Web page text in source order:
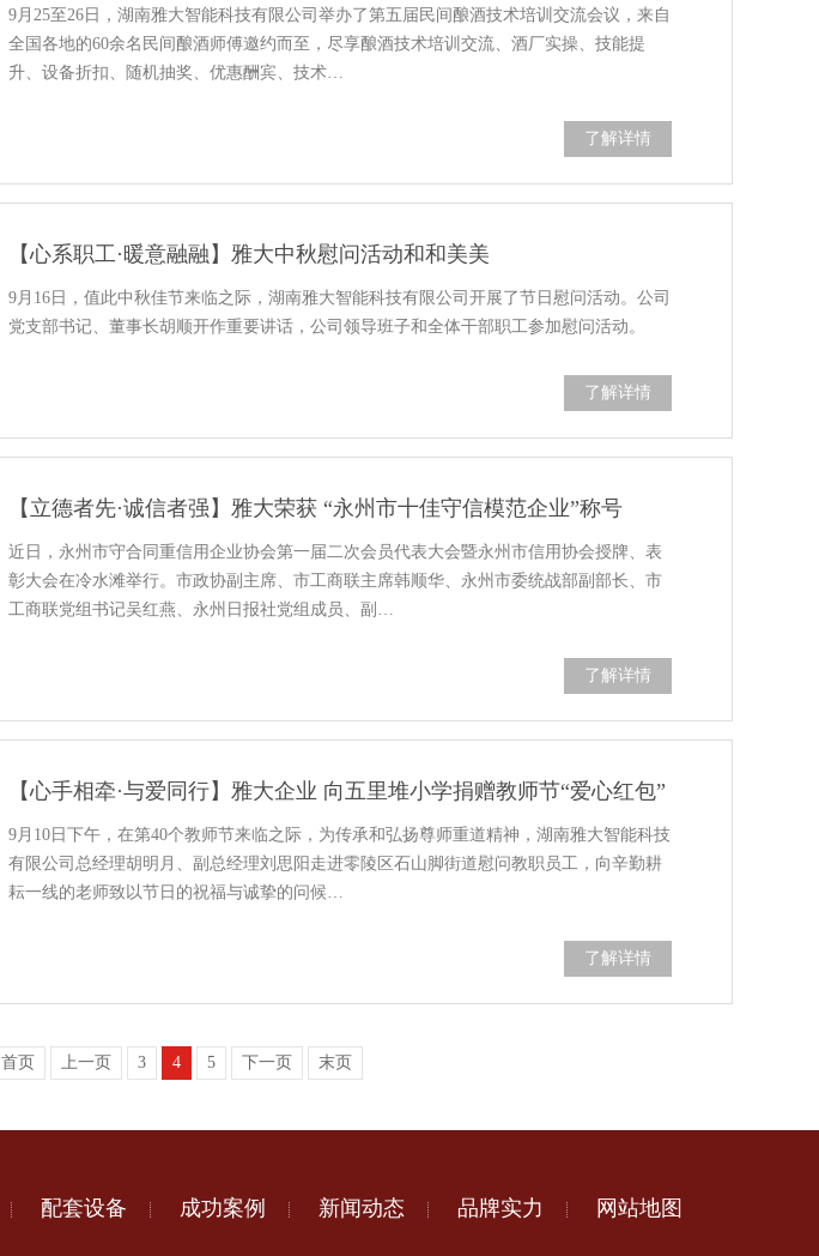
9月25至26日，湖南雅大智能科技有限公司举办了第五届民间酿酒技术培训交流会议，来自
全国各地的60余名民间酿酒师傅邀约而至，尽享酿酒技术培训交流、酒厂实操、技能提
升、设备折扣、随机抽奖、优惠酬宾、技术…
了解详情
【心系职工·暖意融融】雅大中秋慰问活动和和美美
9月16日，值此中秋佳节来临之际，湖南雅大智能科技有限公司开展了节日慰问活动。公司
党支部书记、董事长胡顺开作重要讲话，公司领导班子和全体干部职工参加慰问活动。
了解详情
【立德者先·诚信者强】雅大荣获 “永州市十佳守信模范企业”称号
近日，永州市守合同重信用企业协会第一届二次会员代表大会暨永州市信用协会授牌、表
彰大会在冷水滩举行。市政协副主席、市工商联主席韩顺华、永州市委统战部副部长、市
工商联党组书记吴红燕、永州日报社党组成员、副…
了解详情
【心手相牵·与爱同行】雅大企业 向五里堆小学捐赠教师节“爱心红包”
9月10日下午，在第40个教师节来临之际，为传承和弘扬尊师重道精神，湖南雅大智能科技
有限公司总经理胡明月、副总经理刘思阳走进零陵区石山脚街道慰问教职员工，向辛勤耕
耘一线的老师致以节日的祝福与诚挚的问候…
了解详情
首页 上一页 3 4 5 下一页 末页
配套设备 成功案例 新闻动态 品牌实力 网站地图